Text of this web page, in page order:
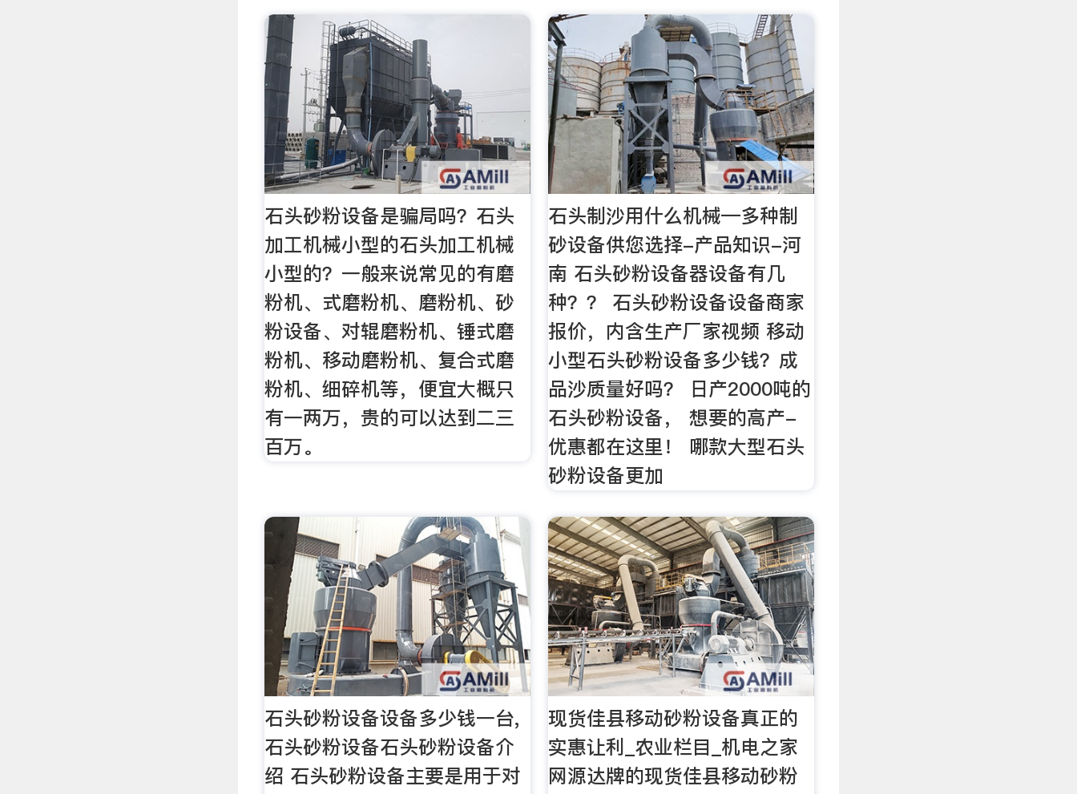
石头砂粉设备是骗局吗？石头
加工机械小型的石头加工机械
小型的？一般来说常见的有磨
粉机、式磨粉机、磨粉机、砂
粉设备、对辊磨粉机、锤式磨
粉机、移动磨粉机、复合式磨
粉机、细碎机等，便宜大概只
有一两万，贵的可以达到二三
百万。
石头制沙用什么机械—多种制
砂设备供您选择-产品知识-河
南 石头砂粉设备器设备有几
种？？ 石头砂粉设备设备商家
报价，内含生产厂家视频 移动
小型石头砂粉设备多少钱？成
品沙质量好吗？ 日产2000吨的
石头砂粉设备， 想要的高产-
优惠都在这里！ 哪款大型石头
砂粉设备更加
石头砂粉设备设备多少钱一台,
石头砂粉设备石头砂粉设备介
绍 石头砂粉设备主要是用于对
现货佳县移动砂粉设备真正的
实惠让利_农业栏目_机电之家
网源达牌的现货佳县移动砂粉